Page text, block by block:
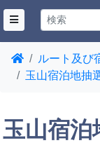
ルート及び
玉山宿泊地抽
玉山宿泊